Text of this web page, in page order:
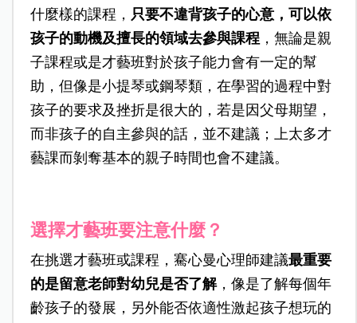
什麼樣的課程， 只要不違背孩子的心意，可以依
孩子的動機及擅長的領域去參與課程，無論是親
子課程或是才藝班對於孩子能力會有一定的幫
助，但像是小提琴或鋼琴類，在學習的過程中對
孩子的要求及挫折是很大的，若是因父母期望，
而非孩子的自主參與的話，並不建議；上太多才
藝課而剝奪基本的親子時間也會不建議。
選擇才藝班要注意什麼？
在挑選才藝班或課程，騫心曼心理師建議最重要
的是留意老師對幼兒是否了解，像是了解每個年
齡孩子的發展，另外能否依適性激起孩子想玩的